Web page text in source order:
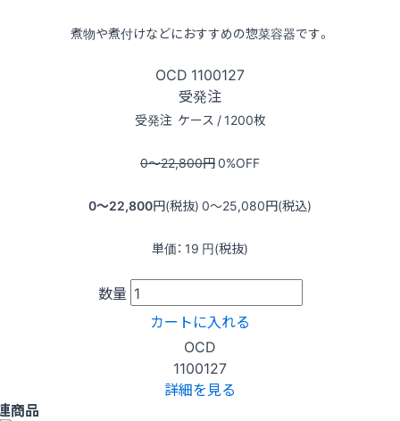
煮物や煮付けなどにおすすめの惣菜容器です。
OCD 1100127
受発注
受発注 ケース / 1200枚
0〜22,800円0%OFF
0〜22,800円(税抜) 0〜25,080円(税込)
単価： 19 円(税抜)
数量
カートに入れる
OCD
1100127
詳細を見る
商品